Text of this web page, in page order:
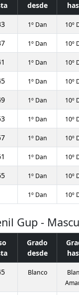
desde
1º Dan 10º
1º Dan 10º
1º Dan 10º
1º Dan 10º
1º Dan 10º
1º Dan 10º
1º Dan 10º
1º Dan 10º
1º Dan 10º
1º Dan 10º
Gup -
Grado
desde
Blanco